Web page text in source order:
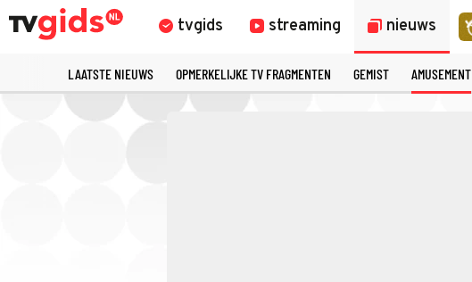
tvgids streaming nieuws
LAATSTE NIEUWS OPMERKELIJKE TV FRAGMENTEN GEMIST AMUSEMENT